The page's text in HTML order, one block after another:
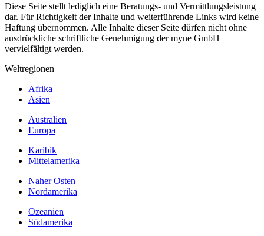
Diese Seite stellt lediglich eine Beratungs- und Vermittlungsleistung
dar. Für Richtigkeit der Inhalte und weiterführende Links wird keine
Haftung übernommen. Alle Inhalte dieser Seite dürfen nicht ohne
ausdrückliche schriftliche Genehmigung der myne GmbH
vervielfältigt werden.
Weltregionen
Afrika
Asien
Australien
Europa
Karibik
Mittelamerika
Naher Osten
Nordamerika
Ozeanien
Südamerika